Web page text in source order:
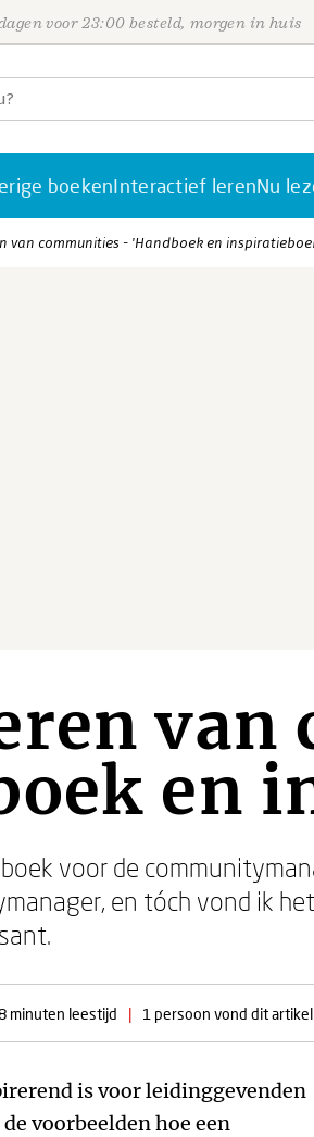
voor 23:00 besteld, morgen in huis
boekenInteractief lerenNu
van communities - 'Handboek en
en
voor de
en tóch vond ik
minuten leestijd | 1 persoon vond dit
is voor leidinggevenden
voorbeelden hoe een